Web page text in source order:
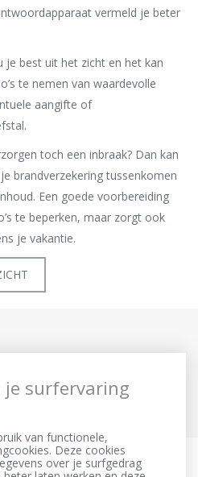
vermeld je beter
je best uit het zicht en het kan
te nemen van waardevolle
aangifte of
toch een inbraak? Dan kan
brandverzekering tussenkomen
Een goede voorbereiding
te beperken, maar zorgt ook
je vakantie.
je surfervaring
van functionele,
Deze cookies
over je surfgedrag